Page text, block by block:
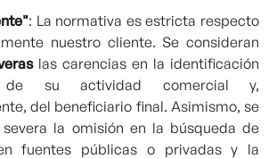
: La normativa es estricta respecto
nuestro cliente. Se consideran
las carencias en la identificación
su actividad comercial y,
del beneficiario final. Asimismo, se
la omisión en la búsqueda de
fuentes públicas o privadas y la